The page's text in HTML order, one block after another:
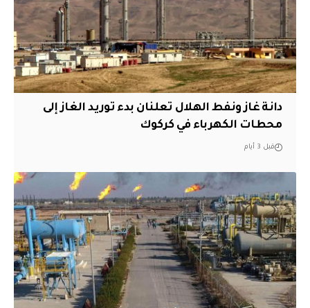
دانة غاز ونفط الهلال تعلنان بدء توريد الغاز إلى
محطات الكهرباء في كركوك
قبل 3 أيام